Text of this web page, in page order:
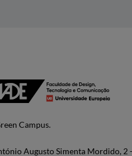
Campus.
Augusto Simenta Mordido, 2